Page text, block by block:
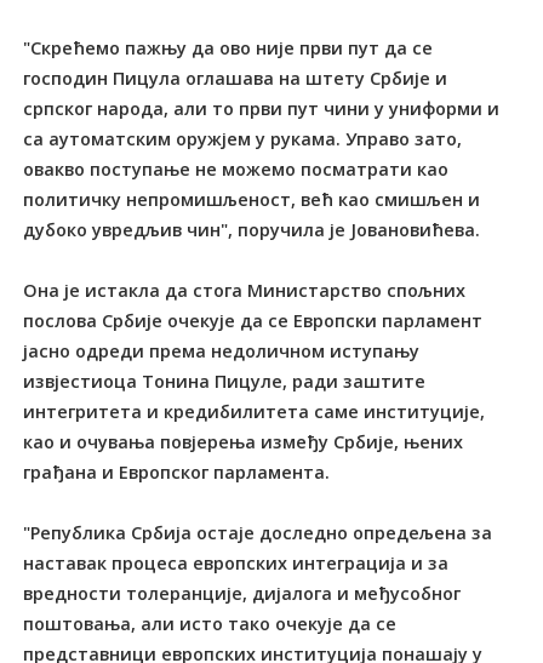
"Скрећемо пажњу да ово није први пут да се
господин Пицула оглашава на штету Србије и
српског народа, али то први пут чини у униформи и
са аутоматским оружјем у рукама. Управо зато,
овакво поступање не можемо посматрати као
политичку непромишљеност, већ као смишљен и
дубоко увредљив чин", поручила је Јовановићева.
Она је истакла да стога Министарство спољних
послова Србије очекује да се Европски парламент
јасно одреди према недоличном иступању
извјестиоца Tонина Пицуле, ради заштите
интегритета и кредибилитета саме институције,
као и очувања повјерења између Србије, њених
грађана и Европског парламента.
"Република Србија остаје доследно опредељена за
наставак процеса европских интеграција и за
вредности толеранције, дијалога и међусобног
поштовања, али исто тако очекује да се
представници европских институција понашају у